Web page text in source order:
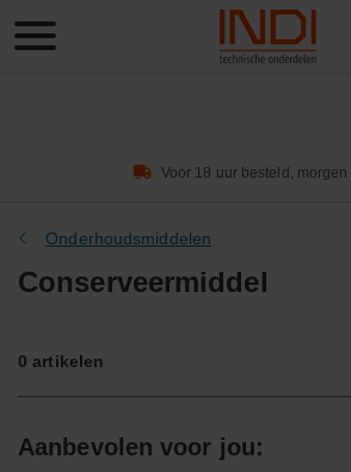
Product
zoeken
Voor 18 uur besteld,
Onderhoudsmiddelen
Conserveermiddel
0 artikelen
Aanbevolen voor jou: